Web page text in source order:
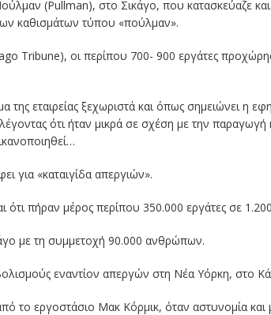
(Pullman), στο Σικάγο, που κατασκεύαζε
καθισμάτων τύπου «πούλμαν».
Tribune), οι περίπου 700- 900 εργάτες
εταιρείας ξεχωριστά και όπως σημειώνει η
λέγοντας ότι ήταν μικρά σε σχέση με την
για «καταιγίδα απεργιών».
ότι πήραν μέρος περίπου 350.000 εργάτες σε
με τη συμμετοχή 90.000 ανθρώπων.
εναντίον απεργών στη Νέα Υόρκη, στο
το εργοστάσιο Μακ Κόρμικ, όταν αστυνομία και